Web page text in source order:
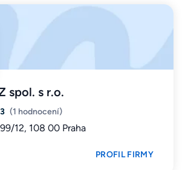
spol. s r.o.
(1 hodnocení)
12, 108 00 Praha
PROFIL FIRMY